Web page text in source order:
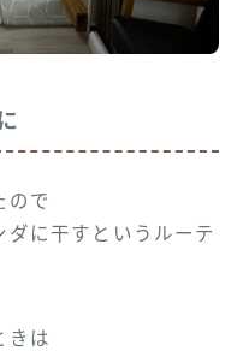
ので
に干すというルーテ
きは